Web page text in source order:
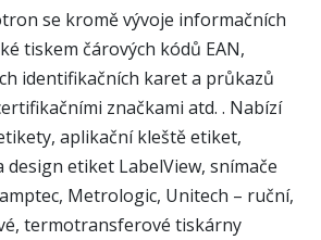
se kromě vývoje informačních
tiskem čárových kódů EAN,
identifikačních karet a průkazů
značkami atd. . Nabízí
aplikační kleště etiket,
etiket LabelView, snímače
Metrologic, Unitech – ruční,
termotransferové tiskárny